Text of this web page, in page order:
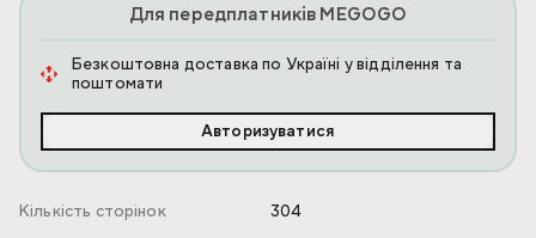
Для передплатників MEGOGO
Безкоштовна доставка по Україні у відділення та
поштомати
Авторизуватися
Кількість сторінок
304